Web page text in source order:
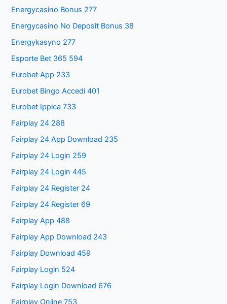
Energycasino Bonus 277
Energycasino No Deposit Bonus 38
Energykasyno 277
Esporte Bet 365 594
Eurobet App 233
Eurobet Bingo Accedi 401
Eurobet Ippica 733
Fairplay 24 288
Fairplay 24 App Download 235
Fairplay 24 Login 259
Fairplay 24 Login 445
Fairplay 24 Register 24
Fairplay 24 Register 69
Fairplay App 488
Fairplay App Download 243
Fairplay Download 459
Fairplay Login 524
Fairplay Login Download 676
Fairplay Online 753